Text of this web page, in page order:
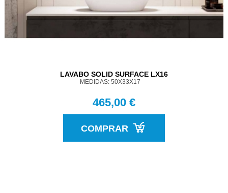
LAVABO SOLID SURFACE LX16
MEDIDAS: 50X33X17
465,00 €
COMPRAR